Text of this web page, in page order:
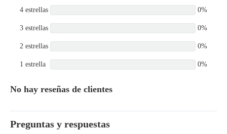
4 estrellas 0%
3 estrellas 0%
2 estrellas 0%
1 estrella 0%
No hay reseñas de clientes
Preguntas y respuestas